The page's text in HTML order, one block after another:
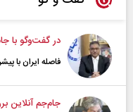
در گفت‌و‌گو با
فاصله ایران با
جام‌جم آنلاین